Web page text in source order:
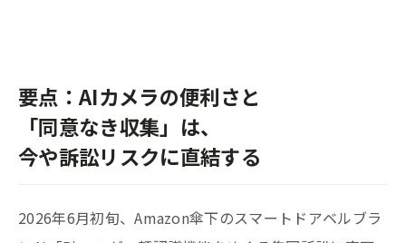
要点：AIカメラの便利さと
「同意なき収集」は、
今や訴訟リスクに直結する
2026年6月初旬、Amazon傘下のスマートドアベルブラ